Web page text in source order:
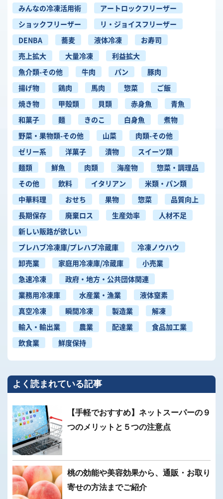
みんなの冷凍活用術
アートロックフリーザー
ショックフリーザー
リ・ジョイスフリーザー
DENBA
蕎麦 液体冷凍
お寿司
売上拡大
大量冷凍
利益拡大
魚介類-その他
牛肉 パン
豚肉
揚げ物
鶏肉 馬肉 惣菜
ご飯
焼き物
甲殻類 貝類 赤身魚
青魚
和菓子
麺 きのこ 白身魚
煮物
野菜・果物類-その他
山菜
肉類-その他
ゼリー系
洋菓子 漬物
スイーツ類
麺類
鮮魚 肉類 海産物
惣菜・調理品
その他
飲料 イタリアン
米類・パン類
中華料理
おせち 果物 惣菜
品質向上
長期保存
廃棄ロス 生産効率
人材不足
新しい販路が欲しい
プレハブ冷凍庫/プレハブ冷蔵庫
冷凍ノウハウ
卸売業
家庭用冷凍庫/冷蔵庫
小売業
急速冷凍
政府・地方・公共団体関連
業務用冷凍庫
水産業・漁業
液体窒素
真空冷凍
瞬間冷凍 製造業
解凍
輸入・輸出業
農業 配達業
食品加工業
飲食業
鮮度保持
よく読まれている記事
【手軽でおすすめ】ネットスーパーの９
つのメリットと５つの注意点
桃の効能や美容効果から、通販・お取り
寄せの方法までご紹介